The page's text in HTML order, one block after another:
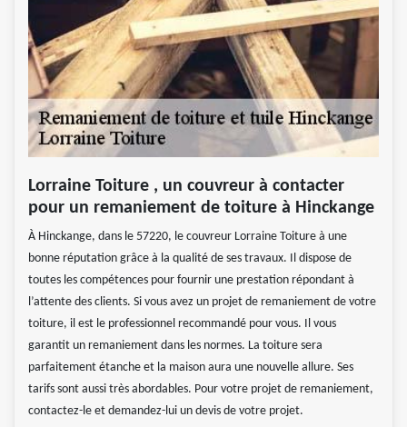
Lorraine Toiture , un couvreur à contacter
pour un remaniement de toiture à Hinckange
À Hinckange, dans le 57220, le couvreur Lorraine Toiture à une
bonne réputation grâce à la qualité de ses travaux. Il dispose de
toutes les compétences pour fournir une prestation répondant à
l’attente des clients. Si vous avez un projet de remaniement de votre
toiture, il est le professionnel recommandé pour vous. Il vous
garantit un remaniement dans les normes. La toiture sera
parfaitement étanche et la maison aura une nouvelle allure. Ses
tarifs sont aussi très abordables. Pour votre projet de remaniement,
contactez-le et demandez-lui un devis de votre projet.